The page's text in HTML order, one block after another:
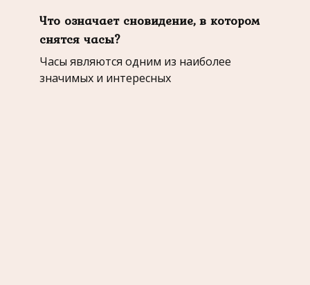
Что означает сновидение, в котором
снятся часы?
Часы являются одним из наиболее
значимых и интересных